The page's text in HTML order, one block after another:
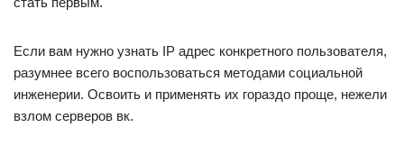
Если вам нужно узнать IP адрес конкретного пользователя,
разумнее всего воспользоваться методами социальной
инженерии. Освоить и применять их гораздо проще, нежели
взлом серверов вк.